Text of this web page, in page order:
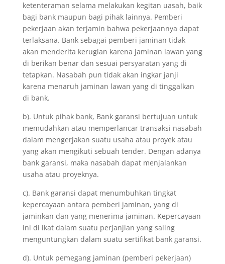
ketenteraman selama melakukan kegitan uasah, baik
bagi bank maupun bagi pihak lainnya. Pemberi
pekerjaan akan terjamin bahwa pekerjaannya dapat
terlaksana. Bank sebagai pemberi jaminan tidak
akan menderita kerugian karena jaminan lawan yang
di berikan benar dan sesuai persyaratan yang di
tetapkan. Nasabah pun tidak akan ingkar janji
karena menaruh jaminan lawan yang di tinggalkan
di bank.
b). Untuk pihak bank, Bank garansi bertujuan untuk
memudahkan atau memperlancar transaksi nasabah
dalam mengerjakan suatu usaha atau proyek atau
yang akan mengikuti sebuah tender. Dengan adanya
bank garansi, maka nasabah dapat menjalankan
usaha atau proyeknya.
c). Bank garansi dapat menumbuhkan tingkat
kepercayaan antara pemberi jaminan, yang di
jaminkan dan yang menerima jaminan. Kepercayaan
ini di ikat dalam suatu perjanjian yang saling
menguntungkan dalam suatu sertifikat bank garansi.
d). Untuk pemegang jaminan (pemberi pekerjaan)